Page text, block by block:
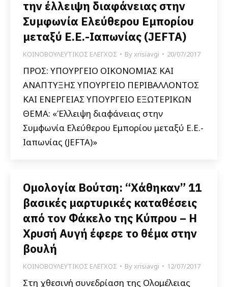
την έλλειψη διαφάνειας στην
Συμφωνία Ελεύθερου Εμπορίου
μεταξύ Ε.Ε.-Ιαπωνίας (JEFTA)
ΚΟΙΝΟΒΟΥΛΕΥΤΙΚΟΣ ΕΛΕΓΧΟΣ Byxrisiavgi 20/07/2017
ΠΡΟΣ: ΥΠΟΥΡΓΕΙΟ ΟΙΚΟΝΟΜΙΑΣ ΚΑΙ
ΑΝΑΠΤΥΞΗΣ ΥΠΟΥΡΓΕΙΟ ΠΕΡΙΒΑΛΛΟΝΤΟΣ
ΚΑΙ ΕΝΕΡΓΕΙΑΣ ΥΠΟΥΡΓΕΙΟ ΕΞΩΤΕΡΙΚΩΝ
ΘΕΜΑ: «Έλλειψη διαφάνειας στην
Συμφωνία Ελεύθερου Εμπορίου μεταξύ Ε.Ε.-
Ιαπωνίας (JEFTA)»
Ομολογία Βούτση: “Χάθηκαν” 11
βασικές μαρτυρικές καταθέσεις
από τον Φάκελο της Κύπρου – Η
Χρυσή Αυγή έφερε το θέμα στην
βουλή
ΚΟΙΝΟΒΟΥΛΕΥΤΙΚΟΣ ΕΛΕΓΧΟΣ Byxrisiavgi 12/07/2017
Στη χθεσινή συνεδρίαση της Ολομέλειας